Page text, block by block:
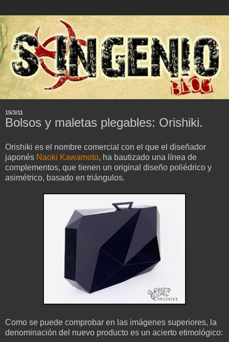
15/3/11
Bolsos y maletas plegables: Orishiki.
Orishiki es el nombre comercial con el que el diseñador
japonés Naoki Kawamoto, ha bautizado una línea de
complementos, que tienen un original diseño poliédrico y
asimétrico, basado en triángulos.
Como se puede comprobar en las imágenes superiores, la
denominación del nuevo producto es un acierto etimológico: